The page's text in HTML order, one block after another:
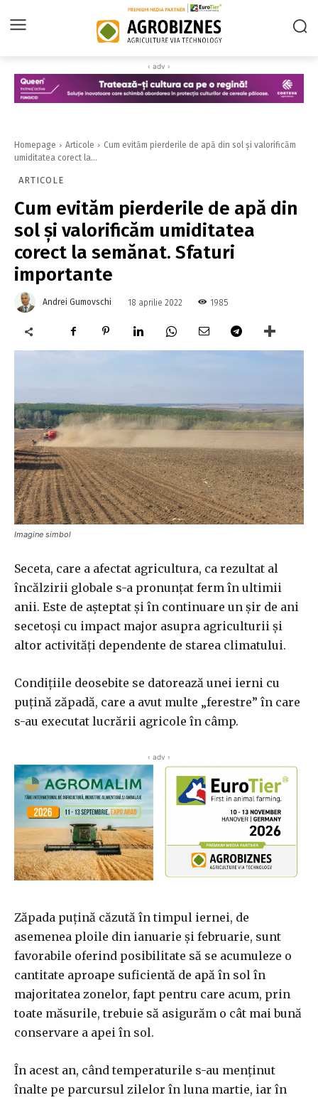
‹ adv ›
Homepage Articole
Cum evităm pierderile de apă din sol și valorificăm
umiditatea corect la...
ARTICOLE
Cum evităm pierderile de apă din
sol și valorificăm umiditatea
corect la semănat. Sfaturi
importante
Andrei Gumovschi 18 aprilie 2022 1985
Imagine simbol
Seceta, care a afectat agricultura, ca rezultat al
încălzirii globale s-a pronunţat ferm în ultimii
anii. Este de aşteptat și în continuare un şir de ani
secetoşi cu impact major asupra agriculturii şi
altor activităţi dependente de starea climatului.
Condiţiile deosebite se datorează unei ierni cu
puţină zăpadă, care a avut multe „ferestre” în care
s-au executat lucrării agricole în câmp.
‹ adv ›
Zăpada puțină căzută în timpul iernei, de
asemenea ploile din ianuarie şi februarie, sunt
favorabile oferind posibilitate să se acumuleze o
cantitate aproape suficientă de apă în sol în
majoritatea zonelor, fapt pentru care acum, prin
toate măsurile, trebuie să asigurăm o cât mai bună
conservare a apei în sol.
În acest an, când temperaturile s-au menţinut
înalte pe parcursul zilelor în luna martie, iar în